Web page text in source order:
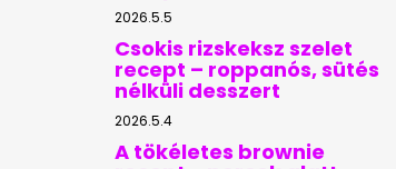
2026.5.5
Csokis rizskeksz szelet
recept – roppanós, sütés
nélküli desszert
2026.5.4
A tökéletes brownie